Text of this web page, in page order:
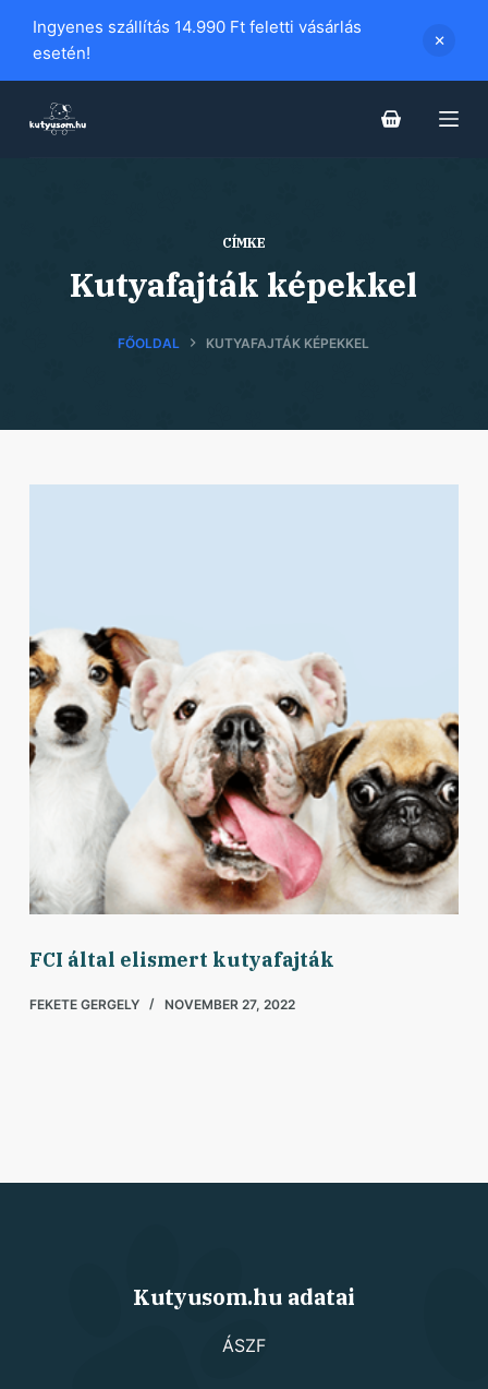
i
Ingyenes szállítás 14.990 Ft feletti vásárlás
esetén!
CÍMKE
Kutyafajták képekkel
FŐOLDAL KUTYAFAJTÁK KÉPEKKEL
FCI által elismert kutyafajták
FEKETE GERGELY NOVEMBER 27, 2022
Kutyusom.hu adatai
ÁSZF